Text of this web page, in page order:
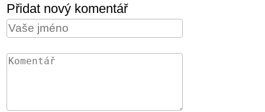
Přidat nový komentář